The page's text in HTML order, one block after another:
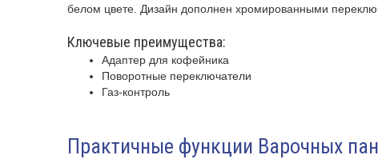
белом цвете. Дизайн дополнен хромированными
Ключевые преимущества:
Адаптер для кофейника
Поворотные переключатели
Газ-контроль
Практичные функции Варочных